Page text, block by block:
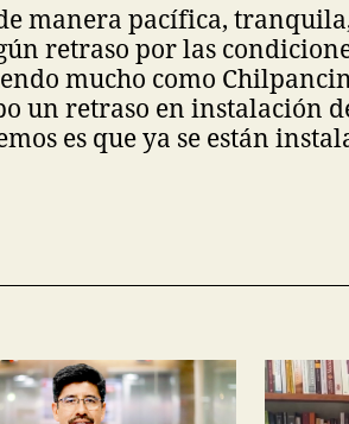
manera pacífica,
retraso por las
mucho como
un retraso en instalación
es que ya se están